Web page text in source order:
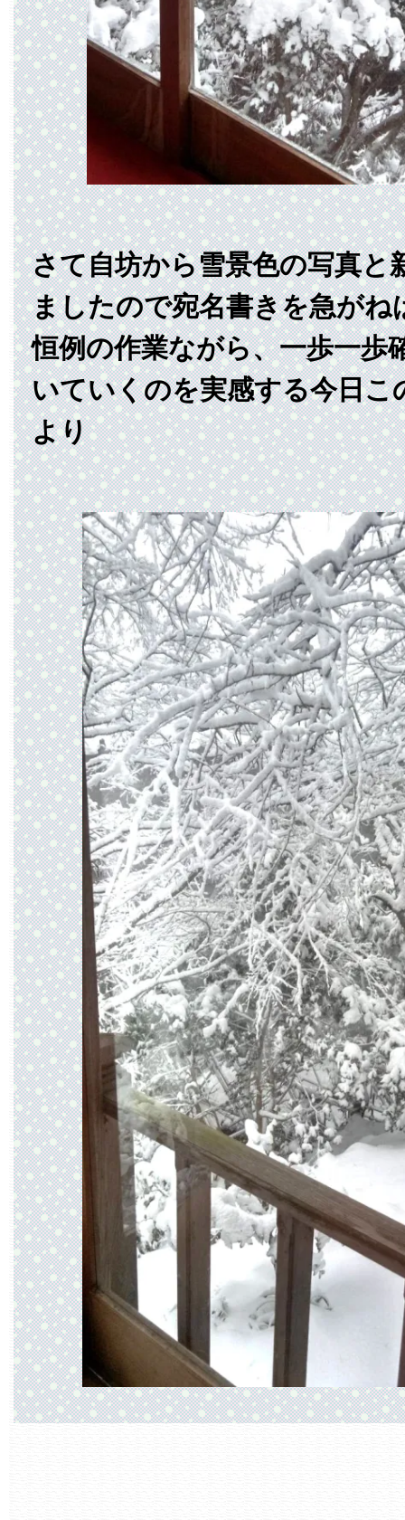
さて自坊から雪景色の写真と
ましたので宛名書きを急がね
恒例の作業ながら、一歩一歩
いていくのを実感する今日こ
より